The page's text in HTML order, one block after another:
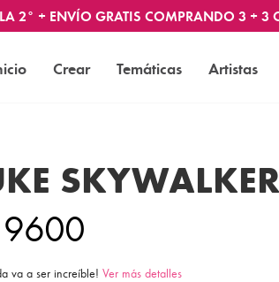
2° + ENVÍO GRATIS COMPRANDO 3 + 3
Crear Temáticas Artistas
SKYWALKER
va a ser increíble! Ver más detalles